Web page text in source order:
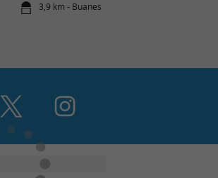
3,9 km - Buanes